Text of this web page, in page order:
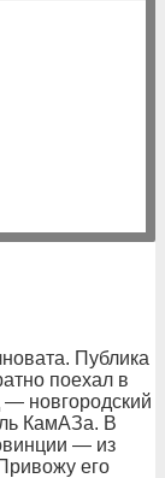
Публика
поехал в
— новгородский
КамАЗа. В
— из
его